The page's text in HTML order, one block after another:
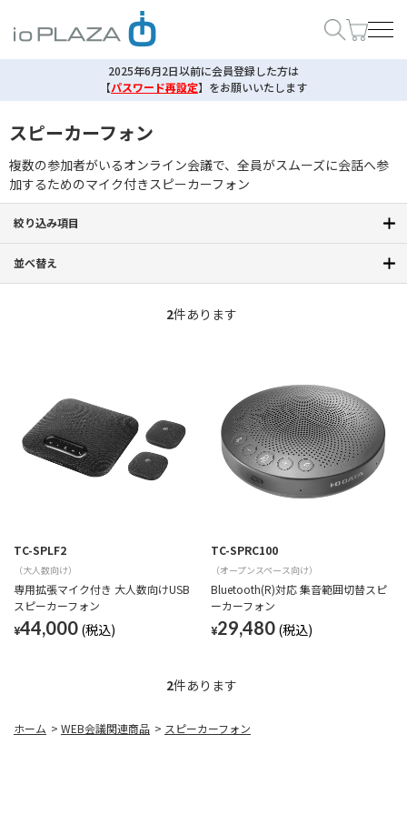
2025年6月2日以前に会員登録した方は
【パスワード再設定】 をお願いいたします
スピーカーフォン
複数の参加者がいるオンライン会議で、全員がスムーズに会話へ参
加するためのマイク付きスピーカーフォン
絞り込み項目
並べ替え
2件あります
TC-SPLF2
（大人数向け）
専用拡張マイク付き 大人数向けUSB
スピーカーフォン
¥44,000
TC-SPRC100
（オープンスペース向け）
Bluetooth(R)対応 集音範囲切替スピ
ーカーフォン
¥29,480
2件あります
ホーム > WEB会議関連商品 > スピーカーフォン